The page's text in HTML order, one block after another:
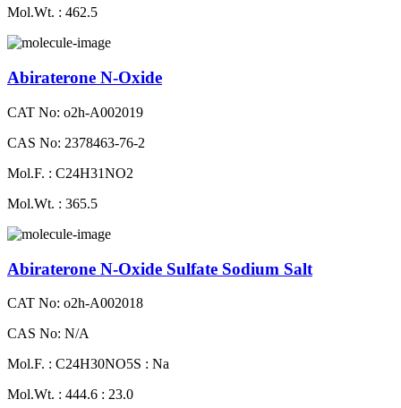
Mol.Wt. : 462.5
Abiraterone N-Oxide
CAT No: o2h-A002019
CAS No: 2378463-76-2
Mol.F. : C24H31NO2
Mol.Wt. : 365.5
Abiraterone N-Oxide Sulfate Sodium Salt
CAT No: o2h-A002018
CAS No: N/A
Mol.F. : C24H30NO5S : Na
Mol.Wt. : 444.6 : 23.0